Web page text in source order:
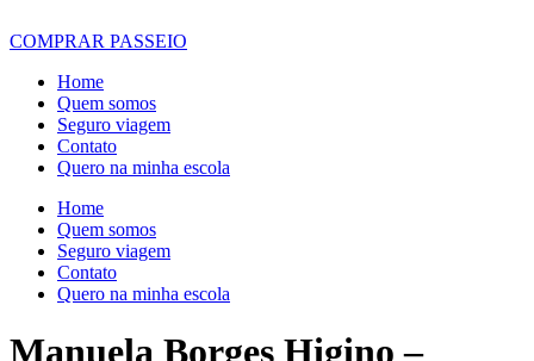
COMPRAR PASSEIO
Home
Quem somos
Seguro viagem
Contato
Quero na minha escola
Home
Quem somos
Seguro viagem
Contato
Quero na minha escola
Manuela Borges Higino –